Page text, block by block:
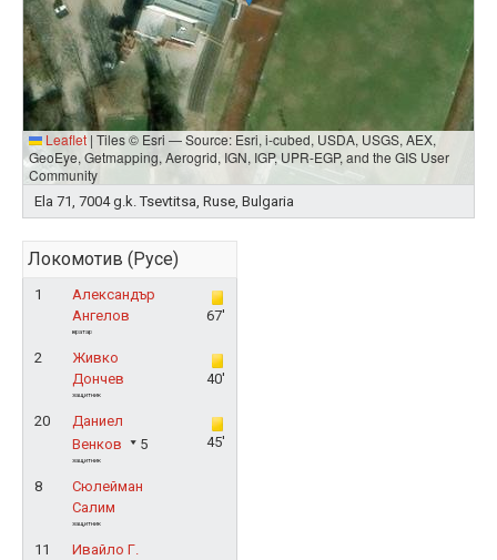
Leaflet | Tiles © Esri — Source: Esri, i-cubed, USDA, USGS, AEX,
GeoEye, Getmapping, Aerogrid, IGN, IGP, UPR-EGP, and the GIS User
Community
Ela 71, 7004 g.k. Tsevtitsa, Ruse, Bulgaria
Локомотив (Русе)
1
Александър
Ангелов
вратар
67'
2
Живко
Дончев
защитник
40'
20
Даниел
Венков
5
защитник
45'
8
Сюлейман
Салим
защитник
11
Ивайло Г.